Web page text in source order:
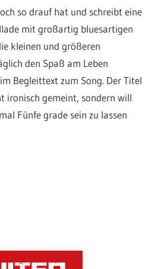
so drauf hat und schreibt eine
mit großartig bluesartigen
kleinen und größeren
den Spaß am Leben
Begleittext zum Song. Der Titel
ironisch gemeint, sondern will
Fünfe grade sein zu lassen